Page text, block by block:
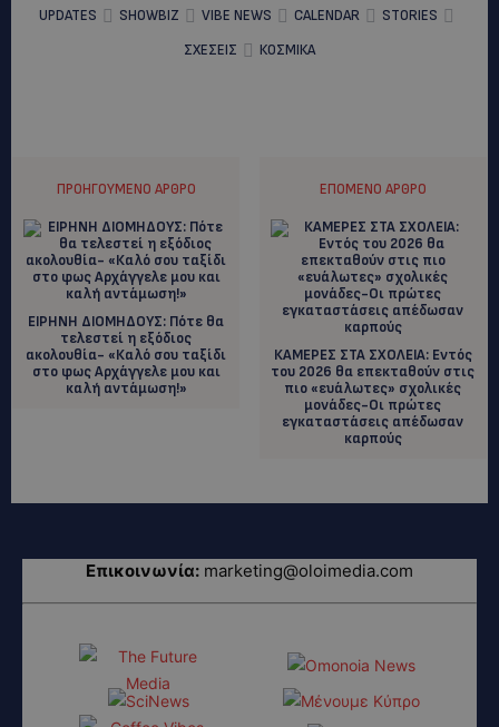
UPDATES SHOWBIZ VIBE NEWS CALENDAR
STORIES
ΣΧΕΣΕΙΣ
ΚΟΣΜΙΚΑ
ΠΡΟΗΓΟΎΜΕΝΟ ΆΡΘΡΟ
EIΡΗΝΗ ΔΙΟΜΗΔΟΥΣ: Πότε θα
τελεστεί η εξόδιος
ακολουθία- «Καλό σου ταξίδι
στο φως Αρχάγγελε μου και
καλή αντάμωση!»
ΕΠΌΜΕΝΟ ΆΡΘΡΟ
ΚΑΜΕΡΕΣ ΣΤΑ ΣΧΟΛΕΙΑ: Εντός
του 2026 θα επεκταθούν στις
πιο «ευάλωτες» σχολικές
μονάδες-Οι πρώτες
εγκαταστάσεις απέδωσαν
καρπούς
Επικοινωνία: marketing@oloimedia.com